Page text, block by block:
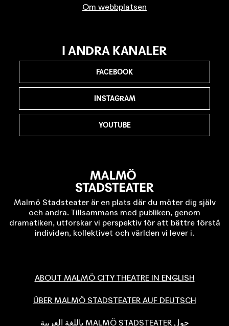
Om webbplatsen
Malmö Stadsteater är en plats där du möter dig själv
och andra. Tillsammans med publiken, genom
dramatiken, utforskar vi perspektiv för att bättre förstå
individen, kollektivet och världen vi lever i.
ABOUT MALMÖ CITY THEATRE IN ENGLISH
ÜBER MALMÖ STADSTEATER AUF DEUTSCH
حول MALMÖ STADSTEATER باللغة العربية
I ANDRA KANALER
FACEBOOK
INSTAGRAM
YOUTUBE